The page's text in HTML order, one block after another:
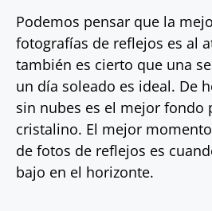
Podemos pensar que la
fotografías de reflejos es al
también es cierto que una
un día soleado es ideal. De
sin nubes es el mejor fondo
cristalino. El mejor
de fotos de reflejos es
bajo en el horizonte.